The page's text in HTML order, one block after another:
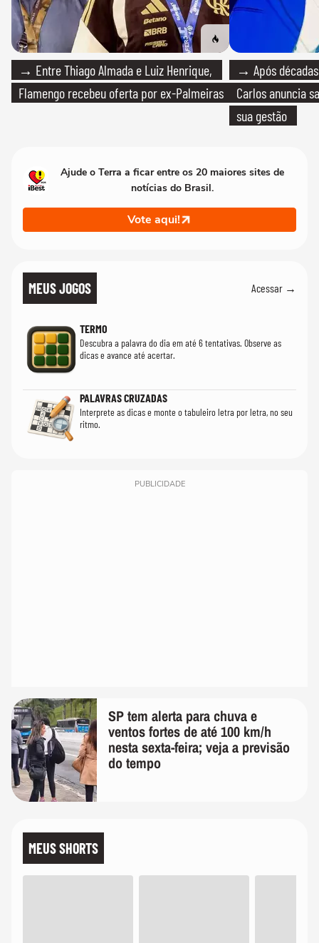
→ Entre Thiago Almada e Luiz Henrique,
Flamengo recebeu oferta por ex-Palmeiras
→ Após
Carlos anuncia
sua gestão
Ajude o Terra a ficar entre os 20 maiores sites de
notícias do Brasil.
Vote aqui!
MEUS JOGOS Acessar →
TERMO
Descubra a palavra do dia em até 6 tentativas. Observe as
dicas e avance até acertar.
PALAVRAS CRUZADAS
Interprete as dicas e monte o tabuleiro letra por letra, no seu
ritmo.
PUBLICIDADE
SP tem alerta para chuva e
ventos fortes de até 100 km/h
nesta sexta-feira; veja a previsão
do tempo
MEUS SHORTS